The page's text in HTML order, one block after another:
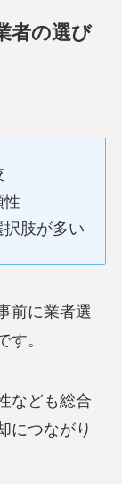
者の選び
性
肢が多い
前に業者選
す。
なども総合
につながり